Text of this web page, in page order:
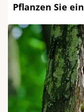
Pflanzen Sie